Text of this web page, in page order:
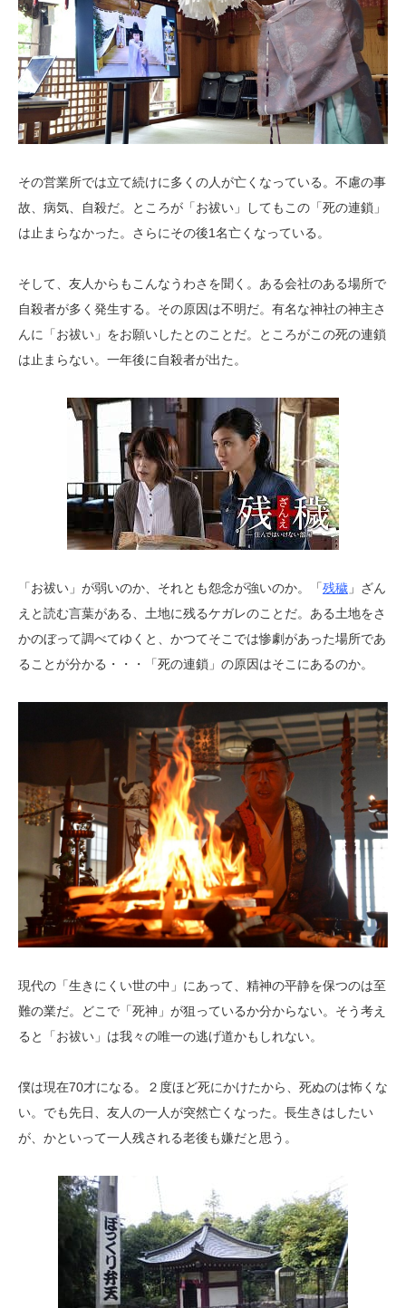
その営業所では立て続けに多くの人が亡くなっている。不慮の事
故、病気、自殺だ。ところが「お祓い」してもこの「死の連鎖」
は止まらなかった。さらにその後1名亡くなっている。
そして、友人からもこんなうわさを聞く。ある会社のある場所で
自殺者が多く発生する。その原因は不明だ。有名な神社の神主さ
んに「お祓い」をお願いしたとのことだ。ところがこの死の連鎖
は止まらない。一年後に自殺者が出た。
「お祓い」が弱いのか、それとも怨念が強いのか。「残穢 」ざん
えと読む言葉がある、土地に残るケガレのことだ。ある土地をさ
かのぼって調べてゆくと、かつてそこでは惨劇があった場所であ
ることが分かる・・・「死の連鎖」の原因はそこにあるのか。
現代の「生きにくい世の中」にあって、精神の平静を保つのは至
難の業だ。どこで「死神」が狙っているか分からない。そう考え
ると「お祓い」は我々の唯一の逃げ道かもしれない。
僕は現在70才になる。２度ほど死にかけたから、死ぬのは怖くな
い。でも先日、友人の一人が突然亡くなった。長生きはしたい
が、かといって一人残される老後も嫌だと思う。